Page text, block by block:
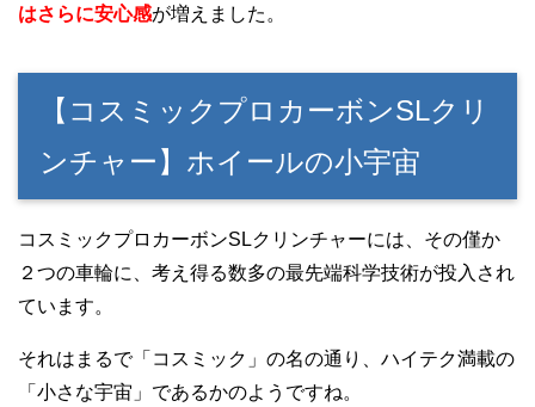
はさらに安心感が増えました。
【コスミックプロカーボンSLクリ
ンチャー】ホイールの小宇宙
コスミックプロカーボンSLクリンチャーには、その僅か
２つの車輪に、考え得る数多の最先端科学技術が投入され
ています。
それはまるで「コスミック」の名の通り、ハイテク満載の
「小さな宇宙」であるかのようですね。